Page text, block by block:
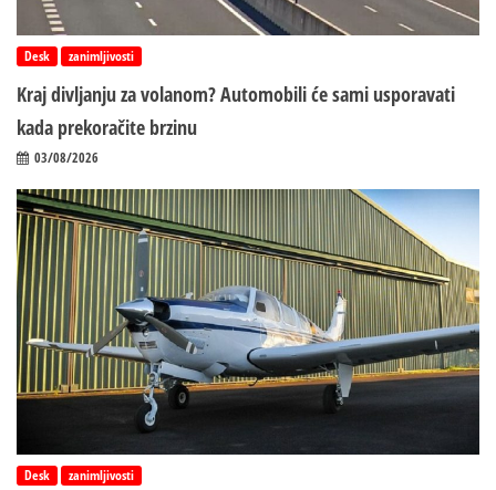
Desk zanimljivosti
Kraj divljanju za volanom? Automobili će sami usporavati
kada prekoračite brzinu
03/08/2026
Desk zanimljivosti